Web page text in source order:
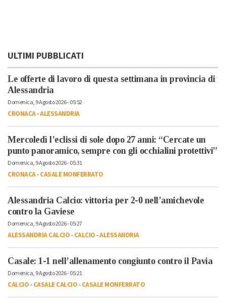
ULTIMI PUBBLICATI
Le offerte di lavoro di questa settimana in provincia di
Alessandria
Domenica, 9 Agosto 2026 - 05:52
CRONACA-ALESSANDRIA
Mercoledì l’eclissi di sole dopo 27 anni: “Cercate un
punto panoramico, sempre con gli occhialini protettivi”
Domenica, 9 Agosto 2026 - 05:31
CRONACA-CASALE MONFERRATO
Alessandria Calcio: vittoria per 2-0 nell’amichevole
contro la Gaviese
Domenica, 9 Agosto 2026 - 05:27
ALESSANDRIA CALCIO-CALCIO-ALESSANDRIA
Casale: 1-1 nell’allenamento congiunto contro il Pavia
Domenica, 9 Agosto 2026 - 05:21
CALCIO-CASALE CALCIO-CASALE MONFERRATO